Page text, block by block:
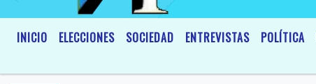
INICIO ELECCIONES SOCIEDAD ENTREVISTAS POLÍTICA